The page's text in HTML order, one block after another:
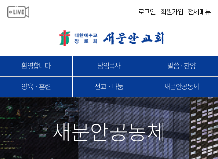
로그인 회원가입 전체메뉴
환영합니다 담임목사 말씀 · 찬양
양육ㆍ훈련 선교ㆍ나눔 새문안공동체
새문안공동체